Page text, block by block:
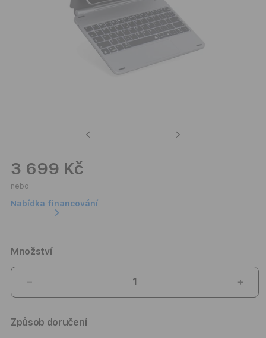
Previous Next
3 699 Kč
nebo
Nabídka financování
Množství
množství
Hliníkové
Způsob doručení